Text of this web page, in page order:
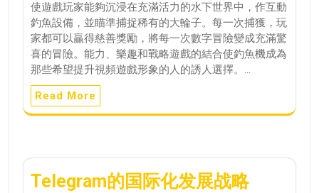
使遊戲玩家能夠沉浸在充滿活力的水下世界中，作互動
釣魚設備，並瞄準捕捉稀有的大輪子。每一次捕獲，玩
家都可以贏得慈善獎勵，將每一次數字冒險變成充滿驚
喜的冒險。能力、樂趣和戰略遊戲的結合使釣魚機成為
那些希望提升視頻遊戲形象的人的誘人選擇。…
Read More
Telegram的国际化发展战略